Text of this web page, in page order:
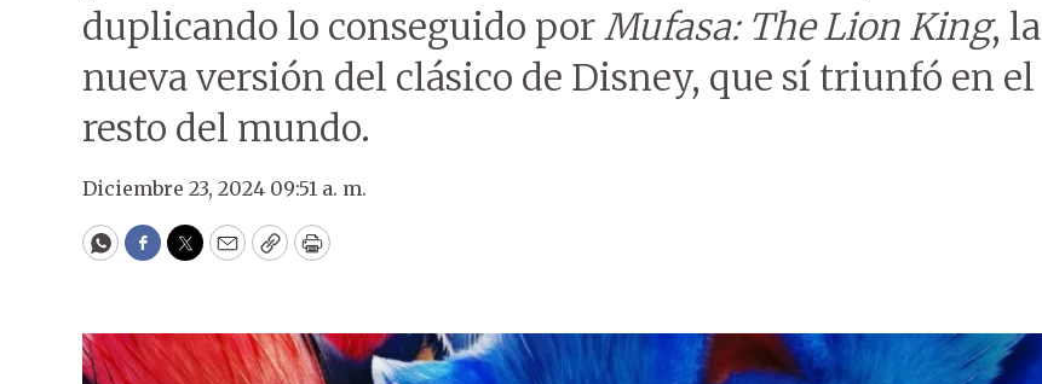
duplicando lo conseguido porMufasa: The Lion King, la
nueva versión del clásico de Disney, que sí triunfó en el
resto del mundo.
Diciembre 23, 2024 09:51 a. m.
WhatsApp
Facebook
Twitter
EmailCopyPrint